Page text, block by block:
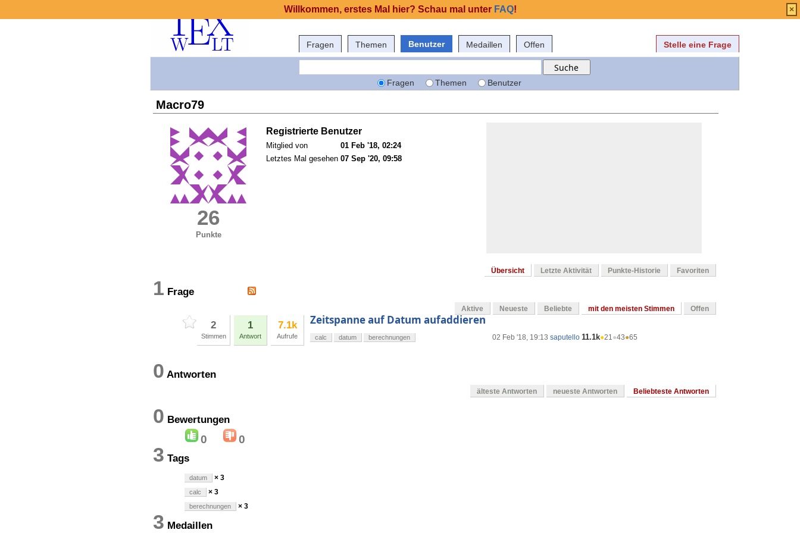
Fragen Themen Benutzer Medaillen Offen Stelle eine Frage
Fragen Themen Benutzer
Macro79
26
Punkte
Registrierte Benutzer
Mitglied von
01 Feb '18, 02:24
Letztes Mal gesehen 07 Sep '20, 09:58
Übersicht Letzte Aktivität Punkte-Historie Favoriten
1 Frage
Aktive Neueste Beliebte mit den meisten Stimmen Offen
2
Stimmen
1
Antwort
7.1k
Aufrufe
Zeitspanne auf Datum aufaddieren
02 Feb '18, 19:13 saputello 11.1k●21●43●65
calc datum berechnungen
0 Antworten
älteste Antworten neueste Antworten Beliebteste Antworten
0 Bewertungen
0 0
3 Tags
datum × 3
calc × 3
berechnungen × 3
3 Medaillen
Willkommen, erstes Mal hier? Schau mal unter FAQ! ×